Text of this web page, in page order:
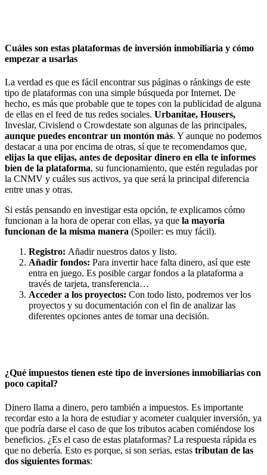
Cuáles son estas plataformas de inversión inmobiliaria y cómo
empezar a usarlas
La verdad es que es fácil encontrar sus páginas o ránkings de este
tipo de plataformas con una simple búsqueda por Internet. De
hecho, es más que probable que te topes con la publicidad de alguna
de ellas en el feed de tus redes sociales. Urbanitae, Housers,
Inveslar, Civislend o Crowdestate son algunas de las principales,
aunque puedes encontrar un montón más. Y aunque no podemos
destacar a una por encima de otras, sí que te recomendamos que,
elijas la que elijas, antes de depositar dinero en ella te informes
bien de la plataforma, su funcionamiento, que estén reguladas por
la CNMV y cuáles sus activos, ya que será la principal diferencia
entre unas y otras.
Si estás pensando en investigar esta opción, te explicamos cómo
funcionan a la hora de operar con ellas, ya que la mayoría
funcionan de la misma manera (Spoiler: es muy fácil).
Registro: Añadir nuestros datos y listo.
Añadir fondos: Para invertir hace falta dinero, así que este
entra en juego. Es posible cargar fondos a la plataforma a
través de tarjeta, transferencia…
Acceder a los proyectos: Con todo listo, podremos ver los
proyectos y su documentación con el fin de analizar las
diferentes opciones antes de tomar una decisión.
¿Qué impuestos tienen este tipo de inversiones inmobiliarias con
poco capital?
Dinero llama a dinero, pero también a impuestos. Es importante
recordar esto a la hora de estudiar y acometer cualquier inversión, ya
que podría darse el caso de que los tributos acaben comiéndose los
beneficios. ¿Es el caso de estas plataformas? La respuesta rápida es
que no debería. Esto es porque, si son serias, estas tributan de las
dos siguientes formas: